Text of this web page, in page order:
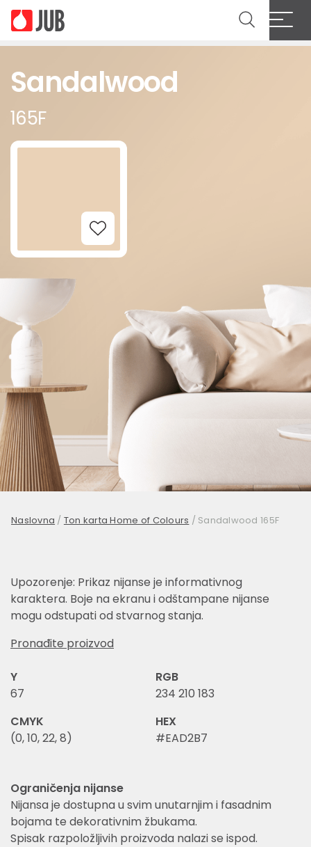
Sandalwood
165F
Add to Wishlist
Naslovna / Ton karta Home of Colours / Sandalwood 165F
Upozorenje: Prikaz nijanse je informativnog
karaktera. Boje na ekranu i odštampane nijanse
mogu odstupati od stvarnog stanja.
Pronađite proizvod
Y
67
RGB
234 210 183
CMYK
(0, 10, 22, 8)
HEX
#EAD2B7
Ograničenja nijanse
Nijansa je dostupna u svim unutarnjim i fasadnim
bojama te dekorativnim žbukama.
Spisak razpoložljivih proizvoda nalazi se ispod.